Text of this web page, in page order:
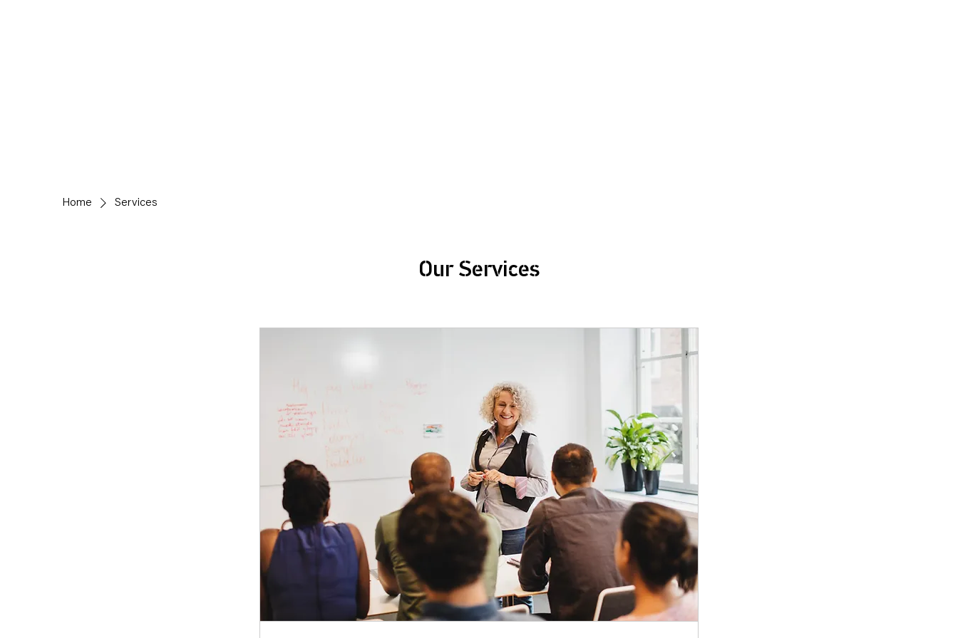
Home Services
Our Services